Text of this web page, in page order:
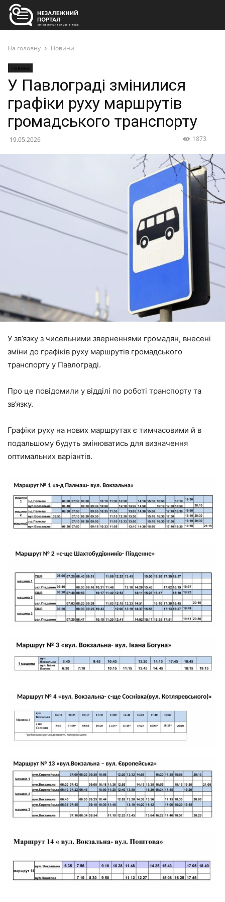
На головну Новини
Новини
У Павлограді змінилися
графіки руху маршрутів
громадського транспорту
19.05.2026 1873
У зв’язку з чисельними зверненнями громадян, внесені
зміни до графіків руху маршрутів громадського
транспорту у Павлограді.
Про це повідомили у відділі по роботі транспорту та
зв’язку.
Графіки руху на нових маршрутах є тимчасовими й в
подальшому будуть змінюватись для визначення
оптимальних варіантів.